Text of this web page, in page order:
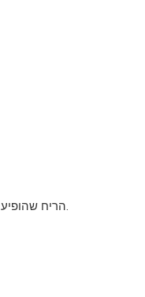
הריח שהופיע בחלומותיה שוב ושוב במשך חודש שלם.